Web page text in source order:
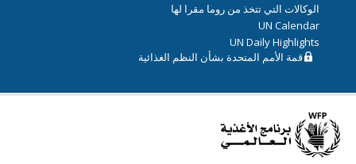
الوكالات التي تتخذ من روما مقرا لها
UN Calendar
UN Daily Highlights
قمة الأمم المتحدة بشأن النظم الغذائية